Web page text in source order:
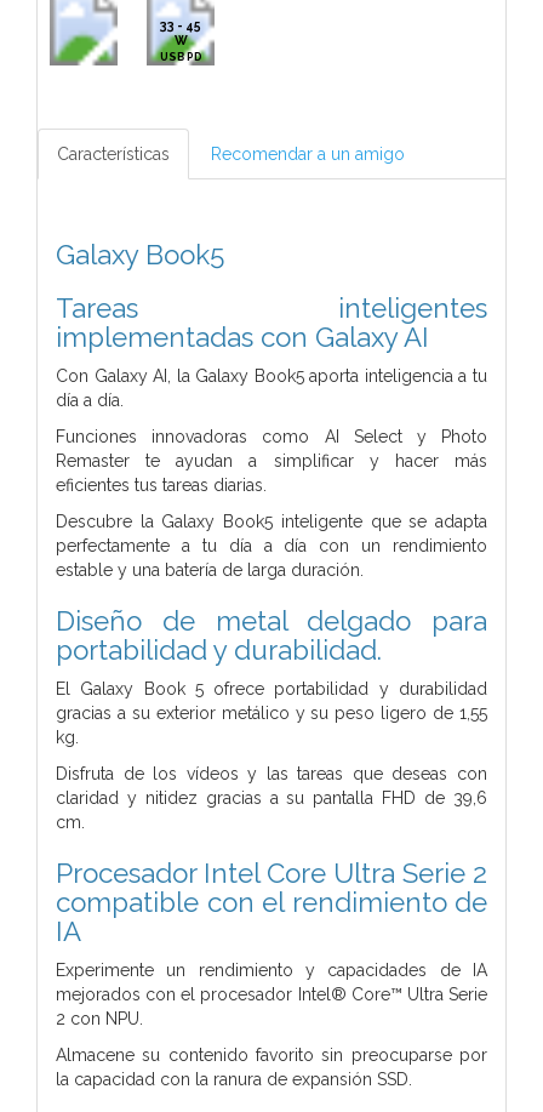
33 - 45
W
USB PD
Características Recomendar a un amigo
Galaxy Book5
Tareas inteligentes
implementadas con Galaxy AI
Con Galaxy AI, la Galaxy Book5 aporta inteligencia a tu
día a día.
Funciones innovadoras como AI Select y Photo
Remaster te ayudan a simplificar y hacer más
eficientes tus tareas diarias.
Descubre la Galaxy Book5 inteligente que se adapta
perfectamente a tu día a día con un rendimiento
estable y una batería de larga duración.
Diseño de metal delgado para
portabilidad y durabilidad.
El Galaxy Book 5 ofrece portabilidad y durabilidad
gracias a su exterior metálico y su peso ligero de 1,55
kg.
Disfruta de los vídeos y las tareas que deseas con
claridad y nitidez gracias a su pantalla FHD de 39,6
cm.
Procesador Intel Core Ultra Serie 2
compatible con el rendimiento de
IA
Experimente un rendimiento y capacidades de IA
mejorados con el procesador Intel® Core™ Ultra Serie
2 con NPU.
Almacene su contenido favorito sin preocuparse por
la capacidad con la ranura de expansión SSD.